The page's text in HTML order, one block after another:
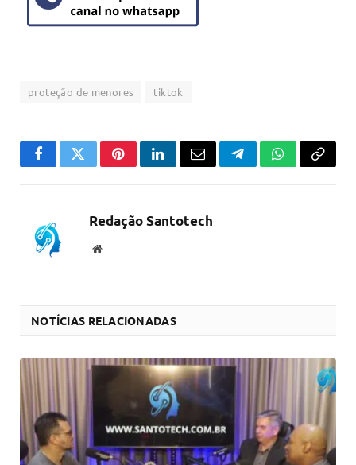
proteção de menores tiktok
FacebookTwitterPinterestLinkedInEmail TelegramWhatsApp
Copiar
Redação Santotech
Website
NOTÍCIAS RELACIONADAS